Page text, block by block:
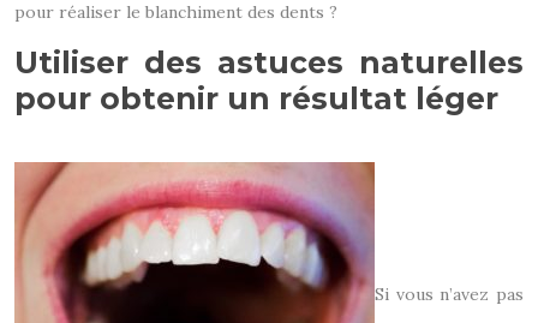
pour réaliser le blanchiment des dents ?
Utiliser des astuces naturelles
pour obtenir un résultat léger
Si vous n’avez pas